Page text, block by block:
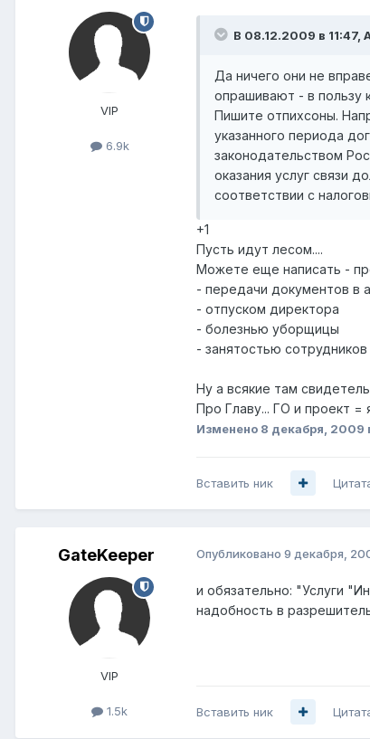
VIP
6.9k
В 08.12.2009 в 11:47,
Да ничего они не
опрашивают - в пользу
Пишите отпихсоны.
указанного периода
законодательством
оказания услуг связи
соответствии с
+1
Пусть идут лесом....
Можете еще написать -
- передачи документов в
- отпуском директора
- болезнью уборщицы
- занятостью сотрудников
Ну а всякие там
Про Главу... ГО и проект
Изменено 8 декабря, 2009
Вставить ник
GateKeeper
VIP
1.5k
Опубликовано 9 декабря,
и обязательно: "Услуги
надобность в
Вставить ник